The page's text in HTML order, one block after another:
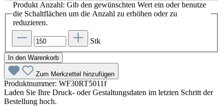
Produkt Anzahl: Gib den gewünschten Wert ein oder benutze
die Schaltflächen um die Anzahl zu erhöhen oder zu
reduzieren.
Stk
In den Warenkorb
Zum Merkzettel hinzufügen
Produktnummer: WF30RT5011f
Laden Sie Ihre Druck- oder Gestaltungsdaten im letzten Schritt der
Bestellung hoch.